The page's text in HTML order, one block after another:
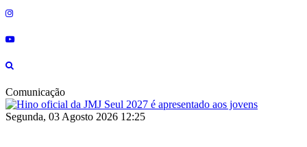
Comunicação
Segunda, 03 Agosto 2026 12:25